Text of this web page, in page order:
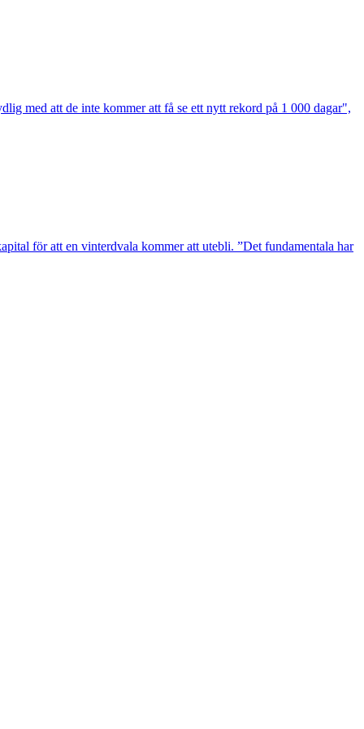
med att de inte kommer att få se ett nytt rekord på 1 000 dagar",
för att en vinterdvala kommer att utebli. ”Det fundamentala har